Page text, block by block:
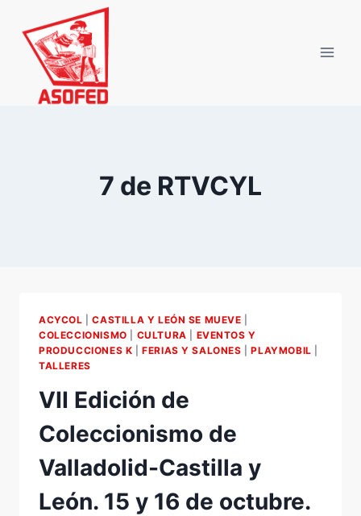
contenido
7 de RTVCYL
ACYCOL |CASTILLA Y LEÓN SE MUEVE
COLECCIONISMO
CULTURA
EVENTOS Y
PRODUCCIONES K |FERIAS Y SALONES |PLAYMOBIL
TALLERES
VII Edición de
Coleccionismo de
Valladolid-Castilla y
León. 15 y 16 de octubre.